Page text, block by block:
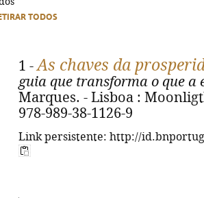
TODOS
1 -As chaves da
guia que transforma o que a
Marques. - Lisboa :
978-989-38-1126-9
Link persistente: http://